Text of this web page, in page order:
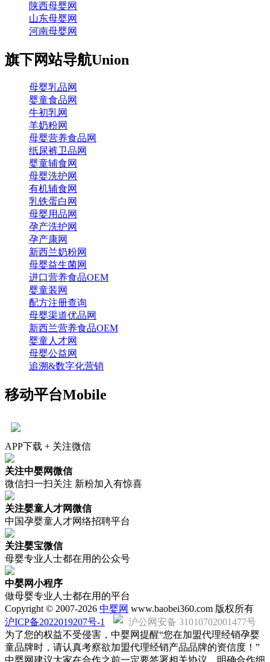
陕西母婴网
山东母婴网
河南母婴网
旗下网站导航Union
母婴乳品网
婴童食品网
牛初乳网
羊奶粉网
母婴营养食品网
纸尿裤卫品网
婴童辅食网
母婴洗护网
有机辅食网
乳铁蛋白网
母婴用品网
孕产洗护网
孕产康网
新西兰奶粉网
母婴益生菌网
进口营养食品OEM
婴童装网
配方注册查询
母婴渠道优品网
新西兰营养食品OEM
婴童人才网
母婴公益网
追溯&数字化营销
移动平台Mobile
APP下载 + 关注微信
关注中婴网微信
微信扫一扫关注 新粉加入有惊喜
关注婴童人才网微信
中国孕婴童人才网络招聘平台
关注婴宝微信
母婴专业人士都在用的公众号
中婴网小程序
做母婴专业人士都在用的平台
Copyright © 2007-2026 中婴网 www.baobei360.com 版权所有
沪ICP备2022019207号-1
沪公网安备 31010702001477号
为了您的权益不受侵害，中婴网提醒“您在加盟代理经销孕婴
童品牌时，请认真考察欲加盟代理经销产品品牌的资信度！”
中婴网建议大家在合作之前一定要签署相关协议，明确合作细